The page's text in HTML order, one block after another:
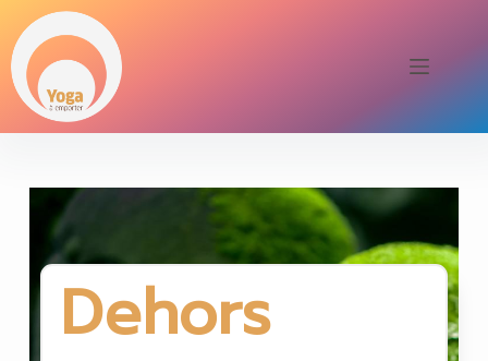
Dehors